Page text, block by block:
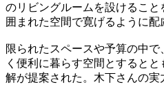
のリビングルームを設けるこ
囲まれた空間で寛げるように配
限られたスペースや予算の中
く便利に暮らす空間とすると
解が提案された。木下さんの実